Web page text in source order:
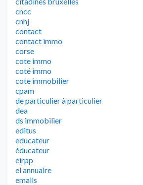
cncc
cnhj
contact
contact immo
corse
cote immo
coté immo
cote immobilier
cpam
de particulier à particulier
dea
ds immobilier
editus
educateur
éducateur
eirpp
el annuaire
emails